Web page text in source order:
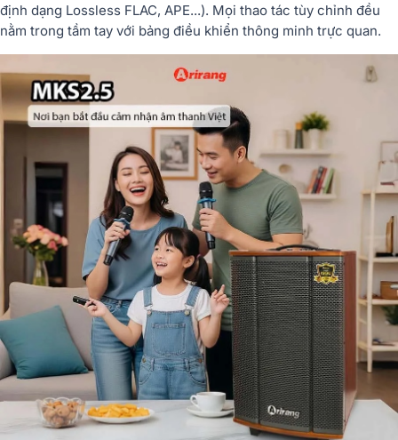
định dạng Lossless FLAC, APE...). Mọi thao tác tùy chỉnh đều
nằm trong tầm tay với bảng điều khiển thông minh trực quan.